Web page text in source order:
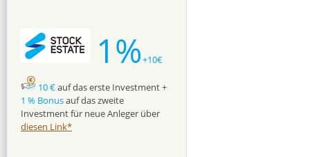
1%+10€
10 €auf das erste Investment +
1 % Bonusauf das zweite
Investment für neue Anleger über
diesen Link*